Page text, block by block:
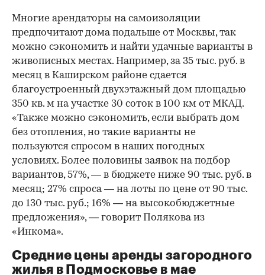
Многие арендаторы на самоизоляции
предпочитают дома подальше от Москвы, так
можно сэкономить и найти удачные варианты в
живописных местах. Например, за 35 тыс. руб. в
месяц в Каширском районе сдается
благоустроенный двухэтажный дом площадью
350 кв. м на участке 30 соток в 100 км от МКАД.
«Также можно сэкономить, если выбрать дом
без отопления, но такие варианты не
пользуются спросом в наших погодных
условиях. Более половины заявок на подбор
вариантов, 57%, — в бюджете ниже 90 тыс. руб. в
месяц; 27% спроса — на лоты по цене от 90 тыс.
до 130 тыс. руб.; 16% — на высокобюджетные
предложения», — говорит Полякова из
«Инкома».
Средние цены аренды загородного
жилья в Подмосковье в мае